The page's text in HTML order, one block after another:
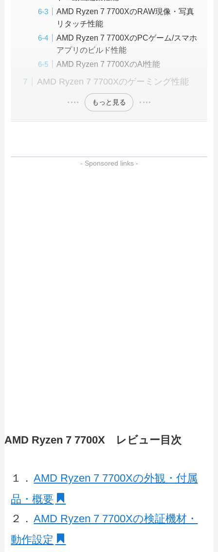
AMD Ryzen 7 7700XのRAW現像・写真
リタッチ性能
AMD Ryzen 7 7700XのPCゲーム/スマホ
アプリのビルド性能
AMD Ryzen 7 7700XのAI性能
AMD Ryzen 7 7700Xのゲーミング性能
もっと見る
- Sponsored links -
AMD Ryzen 7 7700X レビュー目次
１． AMD Ryzen 7 7700Xの外観・付属
品・概要
２． AMD Ryzen 7 7700Xの検証機材・
動作設定